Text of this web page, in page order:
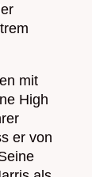
mit
High
er von